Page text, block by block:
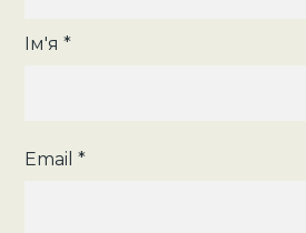
Ім'я*
Email*